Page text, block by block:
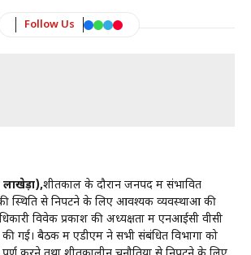
Follow Us
लाखेड़ा),शीतकाल के दौरान जनपद में संभावित
स्थिति से निपटने के लिए आवश्यक व्यवस्थाओं की
विवेक प्रकाश की अध्यक्षता में एनआईसी वीसी
गई। बैठक में एडीएम ने सभी संबंधित विभागों को